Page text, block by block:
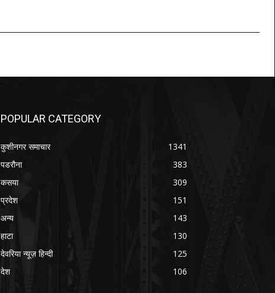
POPULAR CATEGORY
कुशीनगर समाचार
1341
पडरौना
383
कसया
309
प्रदेश
151
अन्य
143
हाटा
130
देवरिया न्यूज़ हिन्दी
125
देश
106